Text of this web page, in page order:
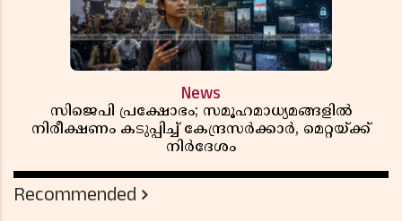
News
സിജെപി പ്രക്ഷോഭം; സമൂഹമാധ്യമങ്ങളിൽ
നിരീക്ഷണം കടുപ്പിച്ച് കേന്ദ്രസർക്കാർ, മെറ്റയ്ക്ക്
നിർദേശം
Recommended